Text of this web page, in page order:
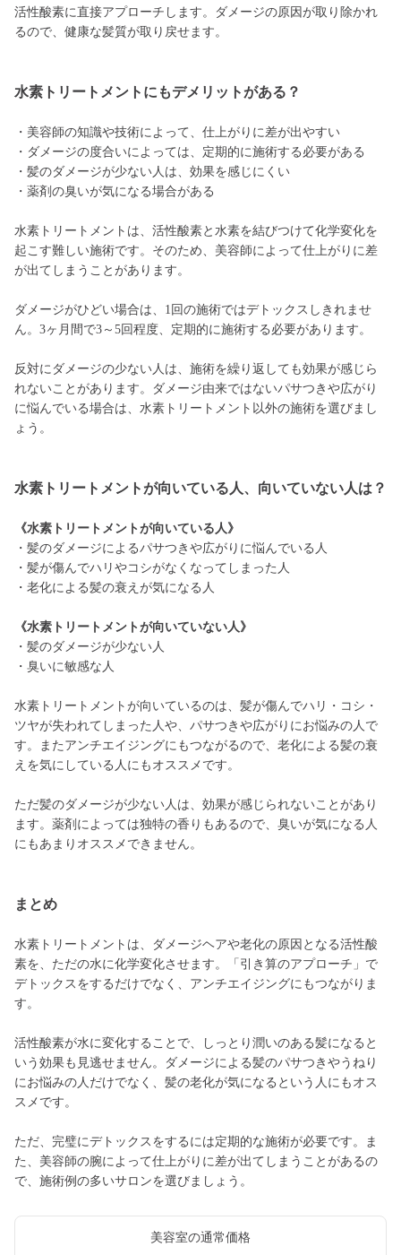
活性酸素に直接アプローチします。ダメージの原因が取り除かれ
るので、健康な髪質が取り戻せます。
水素トリートメントにもデメリットがある？
・美容師の知識や技術によって、仕上がりに差が出やすい
・ダメージの度合いによっては、定期的に施術する必要がある
・髪のダメージが少ない人は、効果を感じにくい
・薬剤の臭いが気になる場合がある
水素トリートメントは、活性酸素と水素を結びつけて化学変化を
起こす難しい施術です。そのため、美容師によって仕上がりに差
が出てしまうことがあります。
ダメージがひどい場合は、1回の施術ではデトックスしきれませ
ん。3ヶ月間で3～5回程度、定期的に施術する必要があります。
反対にダメージの少ない人は、施術を繰り返しても効果が感じら
れないことがあります。ダメージ由来ではないパサつきや広がり
に悩んでいる場合は、水素トリートメント以外の施術を選びまし
ょう。
水素トリートメントが向いている人、向いていない人は？
《水素トリートメントが向いている人》
・髪のダメージによるパサつきや広がりに悩んでいる人
・髪が傷んでハリやコシがなくなってしまった人
・老化による髪の衰えが気になる人
《水素トリートメントが向いていない人》
・髪のダメージが少ない人
・臭いに敏感な人
水素トリートメントが向いているのは、髪が傷んでハリ・コシ・
ツヤが失われてしまった人や、パサつきや広がりにお悩みの人で
す。またアンチエイジングにもつながるので、老化による髪の衰
えを気にしている人にもオススメです。
ただ髪のダメージが少ない人は、効果が感じられないことがあり
ます。薬剤によっては独特の香りもあるので、臭いが気になる人
にもあまりオススメできません。
まとめ
水素トリートメントは、ダメージヘアや老化の原因となる活性酸
素を、ただの水に化学変化させます。「引き算のアプローチ」で
デトックスをするだけでなく、アンチエイジングにもつながりま
す。
活性酸素が水に変化することで、しっとり潤いのある髪になると
いう効果も見逃せません。ダメージによる髪のパサつきやうねり
にお悩みの人だけでなく、髪の老化が気になるという人にもオス
スメです。
ただ、完璧にデトックスをするには定期的な施術が必要です。ま
た、美容師の腕によって仕上がりに差が出てしまうことがあるの
で、施術例の多いサロンを選びましょう。
美容室の通常価格